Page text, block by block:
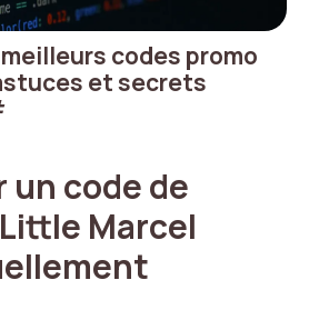
codes promo
et secrets
code de
Marcel